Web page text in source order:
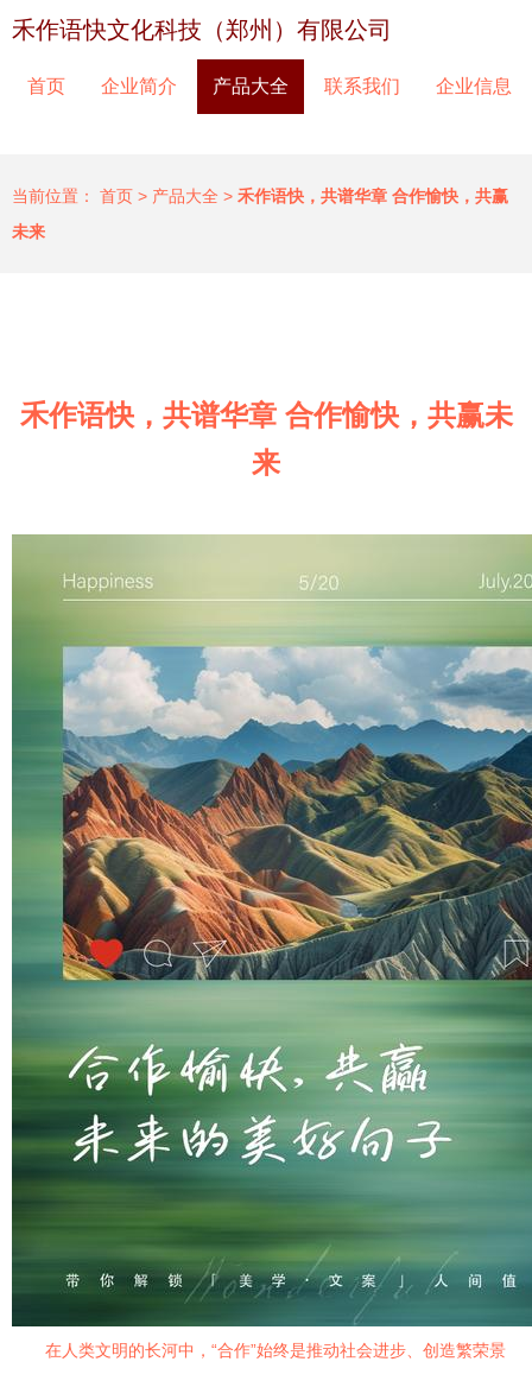
禾作语快文化科技（郑州）有限公司
首页 企业简介 产品大全 联系我们 企业信息
当前位置： 首页 > 产品大全 > 禾作语快，共谱华章 合作愉快，共赢
未来
禾作语快，共谱华章 合作愉快，共赢未
来
在人类文明的长河中，“合作”始终是推动社会进步、创造繁荣景